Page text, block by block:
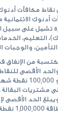
أدنوك
تشمل على سبيل
التعليم،
التأمين، والوجبات
من
والحد الأقصى
سالك، درب،
مشتريات
ويبلغ الحد